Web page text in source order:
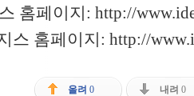
홈페이지: http://
스 홈페이지: http://
올려 0 내려 0